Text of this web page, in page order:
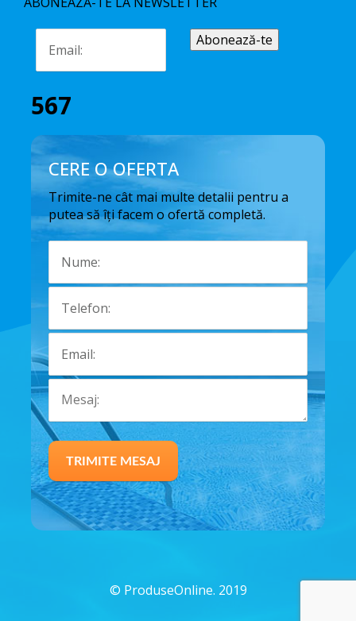
567
CERE O OFERTA
Trimite-ne cât mai multe detalii pentru a
putea să îți facem o ofertă completă.
© ProduseOnline. 2019